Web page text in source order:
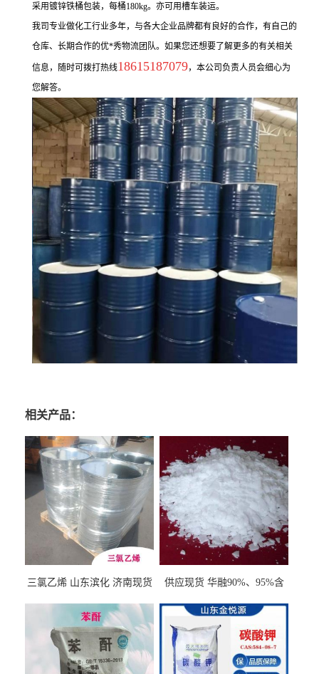
采用镀锌铁桶包装，每桶180kg。亦可用槽车装运。
我司专业做化工行业多年，与各大企业品牌都有良好的合作，有自己的
仓库、长期合作的优*秀物流团队。如果您还想要了解更多的有关相关
信息，随时可拨打热线18615187079，本公司负责人员会细心为
您解答。
相关产品：
三氯乙烯 山东滨化 济南现货
供应现货 华融90%、95%含